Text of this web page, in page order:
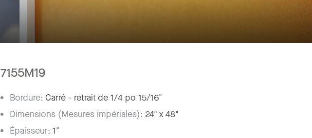
7155M19
Bordure:Carré - retrait de 1/4 po 15/16"
Dimensions (Mesures impériales): 24" x 48"
Épaisseur:1"